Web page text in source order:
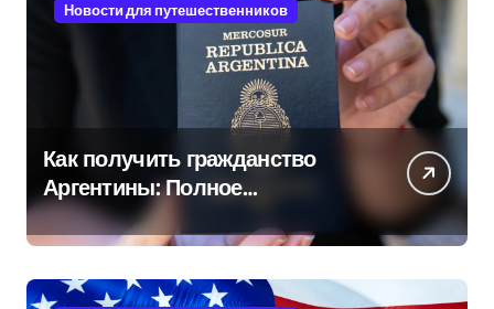
Новости для путешественников
Как получить гражданство
Аргентины: Полное
руководство